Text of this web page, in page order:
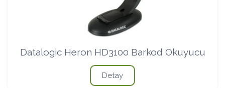
Datalogic Heron HD3100 Barkod Okuyucu
Detay